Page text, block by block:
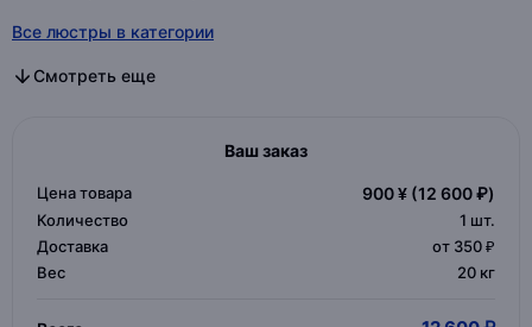
Все люстры в категории
Все дизайнерские люстры в категории
Все люстры в категории
Смотреть еще
Ваш заказ
Цена товара 900 ¥ (12 600 ₽)
Количество 1 шт.
Доставка
от 350 ₽
Вес
20 кг